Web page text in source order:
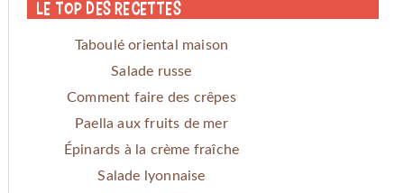
Le Top des Recettes
Taboulé oriental maison
Salade russe
Comment faire des crêpes
Paella aux fruits de mer
Épinards à la crème fraîche
Salade lyonnaise